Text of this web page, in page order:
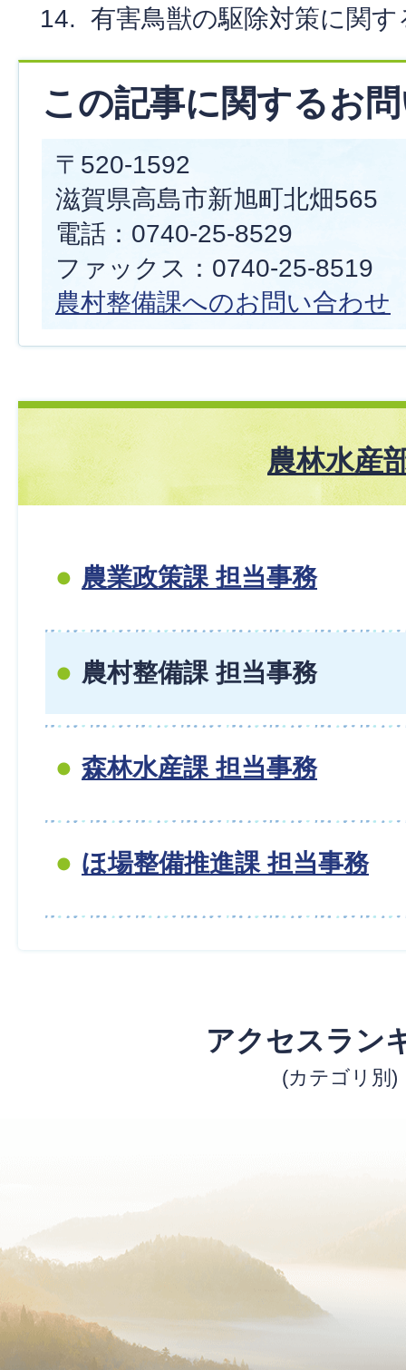
有害鳥獣の駆除対策に関
この記事に関するお
〒520-1592
滋賀県高島市新旭町北畑565
電話：0740-25-8529
ファックス：0740-25-8519
農村整備課へのお問い合わせ
農林水産
農業政策課 担当事務
農村整備課 担当事務
森林水産課 担当事務
ほ場整備推進課 担当事務
アクセスラン
(カテゴリ別)